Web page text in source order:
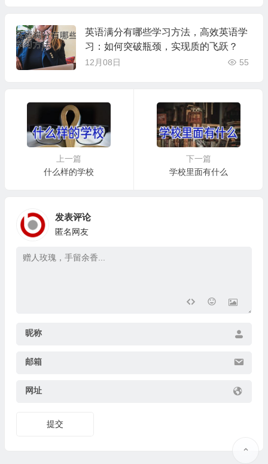
英语满分有哪些学习方法，高效英语学
习：如何突破瓶颈，实现质的飞跃？
12月08日 55
上一篇
什么样的学校
下一篇
学校里面有什么
发表评论
匿名网友
昵称
邮箱
网址
提交